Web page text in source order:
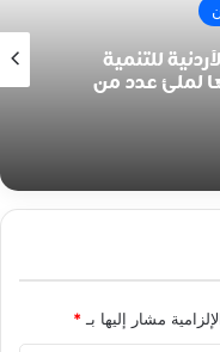
للتنمية
لملئ عدد من
مشار إليها بـ *